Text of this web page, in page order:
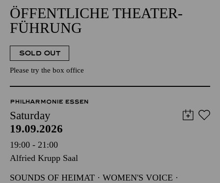
ÖFFENTLICHE THEATER­
FÜHRUNG
SOLD OUT
Please try the box office
PHILHARMONIE ESSEN
Saturday
19.09.2026
19:00 - 21:00
Alfried Krupp Saal
SOUNDS OF HEIMAT · WOMEN'S VOICE ·